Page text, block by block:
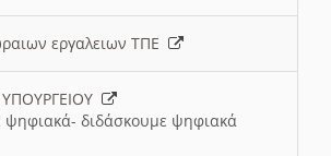
εργαλειων ΤΠΕ
διδάσκουμε ψηφιακά